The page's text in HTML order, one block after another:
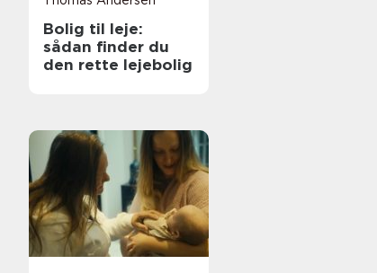
Bolig til leje:
sådan finder du
den rette lejebolig